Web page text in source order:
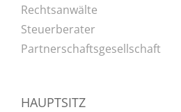
Rechtsanwälte
Steuerberater
Partnerschaftsgesellschaft
HAUPTSITZ